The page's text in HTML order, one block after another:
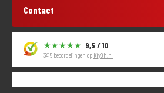
Contact
9,5 / 10
3415 beoordelingen op KiyOh.nl